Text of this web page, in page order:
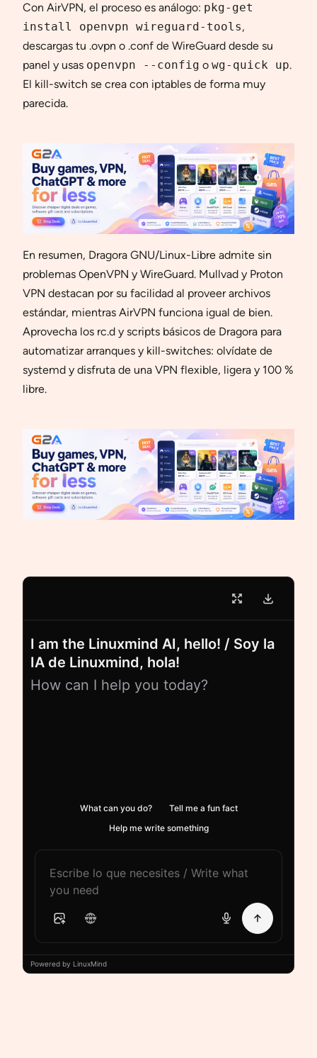
Con AirVPN, el proceso es análogo: pkg-get
install openvpn wireguard-tools,
descargas tu .ovpn o .conf de WireGuard desde su
panel y usas openvpn --config o wg-quick up.
El kill-switch se crea con iptables de forma muy
parecida.
En resumen, Dragora GNU/Linux-Libre admite sin
problemas OpenVPN y WireGuard. Mullvad y Proton
VPN destacan por su facilidad al proveer archivos
estándar, mientras AirVPN funciona igual de bien.
Aprovecha los rc.d y scripts básicos de Dragora para
automatizar arranques y kill-switches: olvídate de
systemd y disfruta de una VPN flexible, ligera y 100 %
libre.
I am the Linuxmind AI, hello! / Soy la
IA de Linuxmind, hola!
How can I help you today?
What can you do?
Tell me a fun fact
Help me write something
Powered by LinuxMind